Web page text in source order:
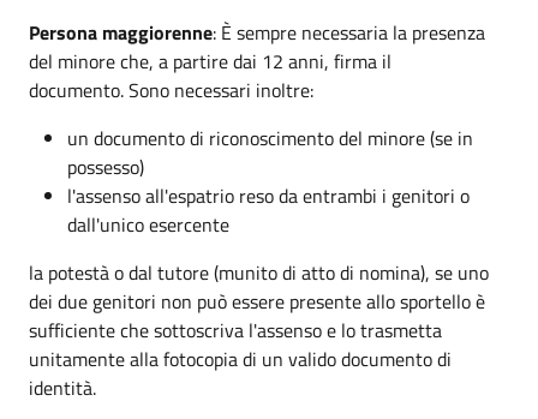
Persona maggiorenne: È sempre necessaria la presenza
del minore che, a partire dai 12 anni, firma il
documento. Sono necessari inoltre:
un documento di riconoscimento del minore (se in
possesso)
l'assenso all'espatrio reso da entrambi i genitori o
dall'unico esercente
la potestà o dal tutore (munito di atto di nomina), se uno
dei due genitori non può essere presente allo sportello è
sufficiente che sottoscriva l'assenso e lo trasmetta
unitamente alla fotocopia di un valido documento di
identità.